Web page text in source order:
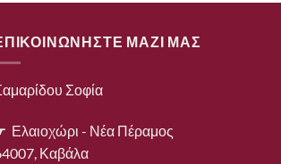
ΜΑΖΙ ΜΑΣ
Σοφία
Ελαιοχώρι - Νέα Πέραμος
Καβάλα